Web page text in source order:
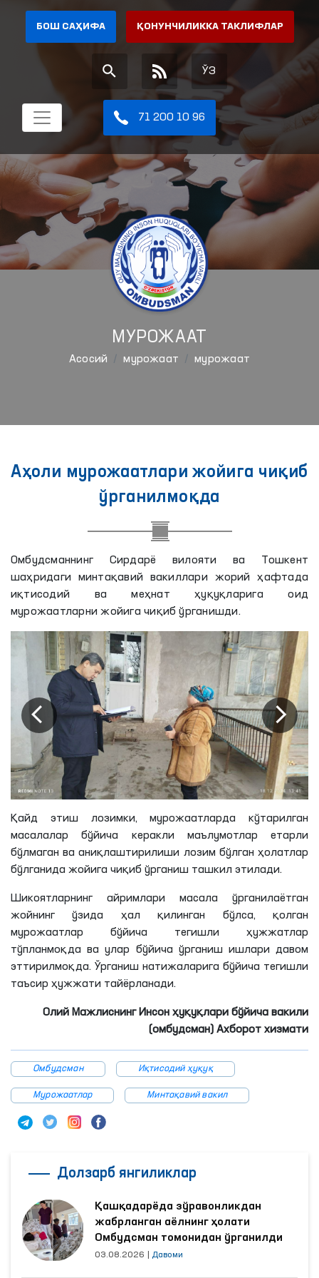
БОШ САҲИФА ҚОНУНЧИЛИККА ТАКЛИФЛАР
ЎЗ
71 200 10 96
МУРОЖААТ
Aсосий мурожаат мурожаат
Аҳоли мурожаатлари жойига чиқиб
ўрганилмоқда
Омбудсманнинг Сирдарё вилояти ва Тошкент
шаҳридаги минтақавий вакиллари жорий ҳафтада
иқтисодий ва меҳнат ҳуқуқларига оид
мурожаатларни жойига чиқиб ўрганишди.
Қайд этиш лозимки, мурожаатларда кўтарилган
масалалар бўйича керакли маълумотлар етарли
бўлмаган ва аниқлаштирилиши лозим бўлган ҳолатлар
бўлганида жойига чиқиб ўрганиш ташкил этилади.
Шикоятларнинг айримлари масала ўрганилаётган
жойнинг ўзида ҳал қилинган бўлса, қолган
мурожаатлар бўйича тегишли ҳужжатлар
тўпланмоқда ва улар бўйича ўрганиш ишлари давом
эттирилмоқда. Ўрганиш натижаларига бўйича тегишли
таъсир ҳужжати тайёрланади.
Олий Мажлиснинг Инсон ҳуқуқлари бўйича вакили
(омбудсман) Ахборот хизмати
Омбудсман Иқтисодий ҳуқуқ
Мурожаатлар Минтақавий вакил
Долзарб янгиликлар
Қашқадарёда зўравонликдан
жабрланган аёлнинг ҳолати
Омбудсман томонидан ўрганилди
03.08.2026 Давоми